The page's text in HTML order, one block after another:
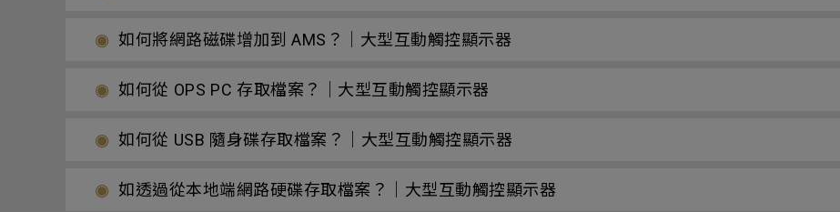
如何將網路磁碟增加到 AMS？｜大型互動觸控顯示器
如何從 OPS PC 存取檔案？｜大型互動觸控顯示器
如何從 USB 隨身碟存取檔案？｜大型互動觸控顯示器
如透過從本地端網路硬碟存取檔案？｜大型互動觸控顯示器